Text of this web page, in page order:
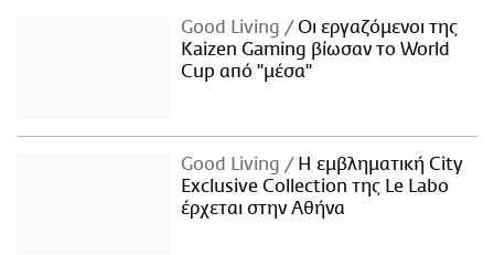
Good Living
Οι εργαζόμενοι της
Kaizen Gaming βίωσαν το World
Cup από "μέσα"
Good Living
Η εμβληματική City
Exclusive Collection της Le Labo
έρχεται στην Αθήνα